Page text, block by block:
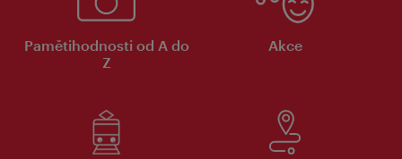
Pamětihodnosti od A do
Z
Akce